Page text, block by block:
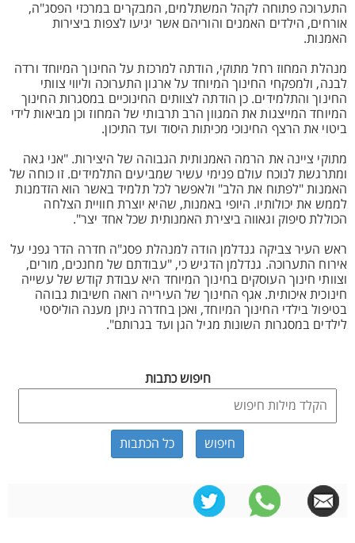
התערוכה פתוחה לקהל המשתלמים, המבקרים במרכזי הפסג"ה,
אורחים, הילדים האמנים והוריהם אשר יגיעו לצפות ביצירות
האמנות.
מנהלת המחוז רחל מתוקי, הודתה למרכזת על החינוך המיוחד ורדה
לבנה, ולמפקחי החינוך המיוחד על ארגון התערוכה וליווי צוותי
החינוך והתלמידים. כן הודתה לצוותים החינוכיים במסגרות החינוך
המיוחד המייצגות את המגוון הרב תרבותי של המחוז וכן מביאות לידי
ביטוי את הרצף החינוכי מכיתות היסוד ועד התיכון.
מתוקי ציינה את הרמה האמנותית הגבוהה של היצירות. "אני גאה
ומתרגשת לנוכח עולם פנימי עשיר שמביעים התלמידים. זו כוחה של
האמנות "לפתוח את הלב" ולאפשר לכל תלמיד באשר הוא הזדמנות
לממש את יכולותיו. היופי באמנות, שהיא יוצרת חוויית הצלחה
הכוללת סיפוק וגאווה ביצירת האמנותית שכל אחד יצר".
ראש העיר צביקה גנדלמן הודה למנהלת פסג"ה חדרה הדר גפני על
אירוח התערוכה. גנדלמן הדגיש כי, "עבודתם של מחנכים, מורים,
וצוותי חינוך העוסקים בחינוך המיוחד היא עבודת קודש של עשייה
חינוכית איכותית. אגף החינוך של העירייה רואה חשיבות גבוהה
בטיפול בילדי החינוך המיוחד, ואכן בחדרה ניתן מענה הוליסטי
לילדים במסגרות השונות מגיל הגן ועד בגרותם".
חיפוש כתבות
כל הכתבות